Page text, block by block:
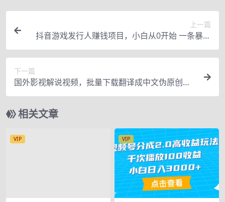
上一篇
抖音游戏发行人赚钱项目，小白从0开始 一条暴富
的路（29节视频课）
下一篇
国外影视解说视频，批量下载翻译成中文伪原创，
传中视频平台赚取收益
相关文章
VIP VIP